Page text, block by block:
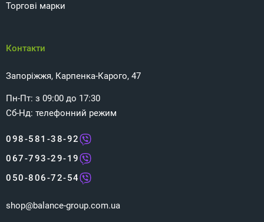
Торгові марки
Контакти
Запоріжжя, Карпенка-Карого, 47
Пн-Пт: з 09:00 до 17:30
Сб-Нд: телефонний режим
098-581-38-92
067-793-29-19
050-806-72-54
shop@balance-group.com.ua